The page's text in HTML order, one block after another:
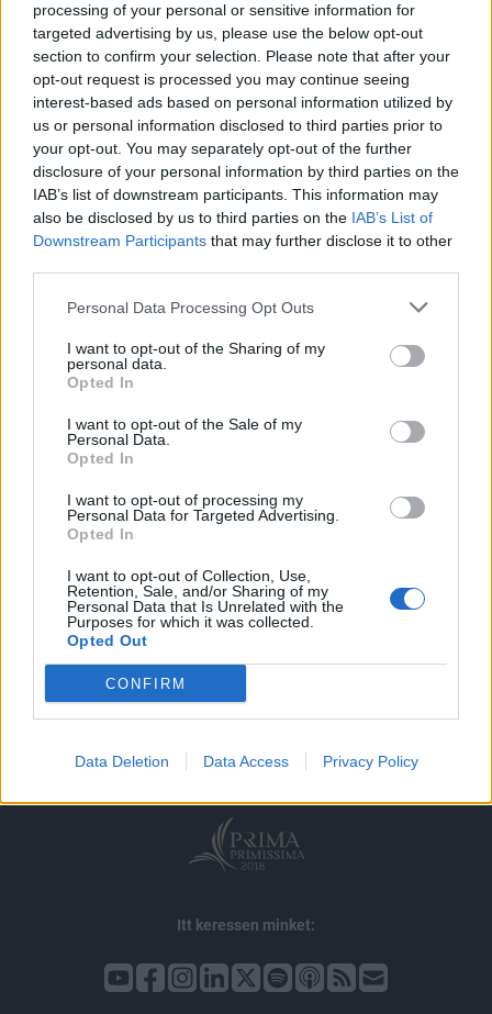
processing of your personal or sensitive information for
targeted advertising by us, please use the below opt-out
section to confirm your selection. Please note that after your
opt-out request is processed you may continue seeing
interest-based ads based on personal information utilized by
us or personal information disclosed to third parties prior to
your opt-out. You may separately opt-out of the further
disclosure of your personal information by third parties on the
IAB’s list of downstream participants. This information may
also be disclosed by us to third parties on the IAB’s List of
Downstream Participants that may further disclose it to other
Personal Data Processing Opt Outs
I want to opt-out of the Sharing of my
personal data.
Opted In
I want to opt-out of the Sale of my
Personal Data.
Opted In
I want to opt-out of processing my
Personal Data for Targeted Advertising.
Opted In
I want to opt-out of Collection, Use,
Retention, Sale, and/or Sharing of my
Personal Data that Is Unrelated with the
Purposes for which it was collected.
Opted Out
CONFIRM
Data Deletion Data Access Privacy Policy
ismeretes az energia kereskedelemben nemzetközi szinten
meghatározó szerepet betöltő cég történelmi méretű
csődjét...
KEDVES OLVASÓNK!
A keresett cikk a portfolio.hu hírarchívumához
tartozik, melynek olvasása előfizetéses
regisztrációhoz kötött.
Az előfizetés a következőket tartalmazza:
Portfolio.hu teljes cikkarchívum
kötéslistái
© 2026 Portfolio
kommentkezelés
ÁSZF
Itt keressen minket: